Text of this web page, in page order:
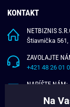
KONTAKT
NETBIZNIS
Štiavnička 561,
ZAVOLAJTE
+421 48 26 01
NAPÍŠTE NÁM:
Na